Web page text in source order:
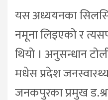
यस अध्ययनका
नमूना लिइएको र
थियो । अनुसन्धान
मधेस प्रदेश
जनकपुरका प्रमुख